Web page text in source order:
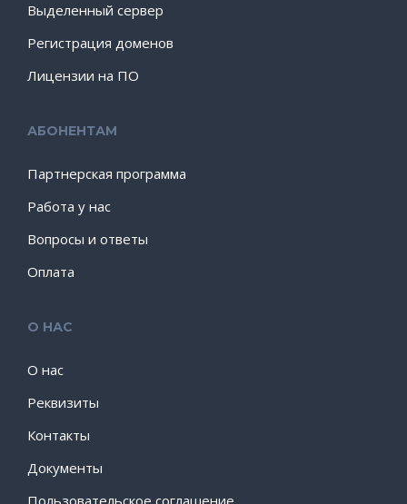
Выделенный сервер
Регистрация доменов
Лицензии на ПО
АБОНЕНТАМ
Партнерская программа
Работа у нас
Вопросы и ответы
Оплата
О НАС
О нас
Реквизиты
Контакты
Документы
Пользовательское соглашение